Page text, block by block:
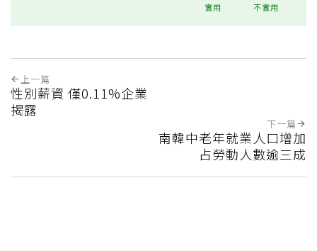
實用 不實用
上一篇
性別薪資 僅0.11%企業
揭露
下一篇
南韓中老年就業人口增加
占勞動人數逾三成